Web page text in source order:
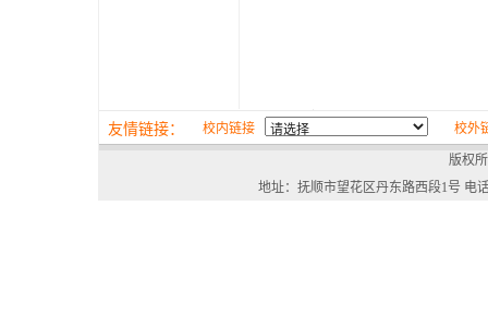
友情链接： 校内链接 校外
版权
地址：抚顺市望花区丹东路西段1号 电话